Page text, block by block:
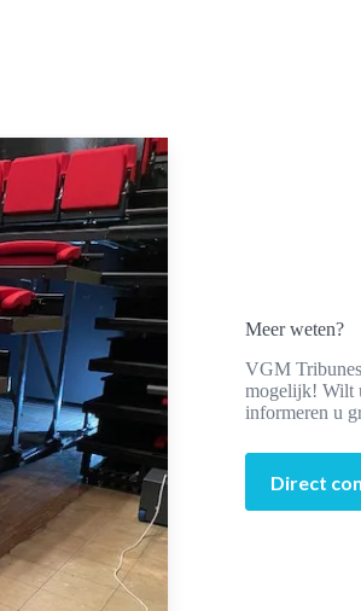
Meer weten?
VGM
mogelijk! Wilt
informeren u
Direct